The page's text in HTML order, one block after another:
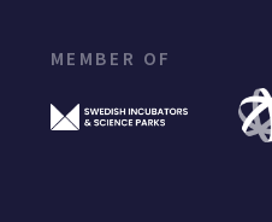
MEMBER OF